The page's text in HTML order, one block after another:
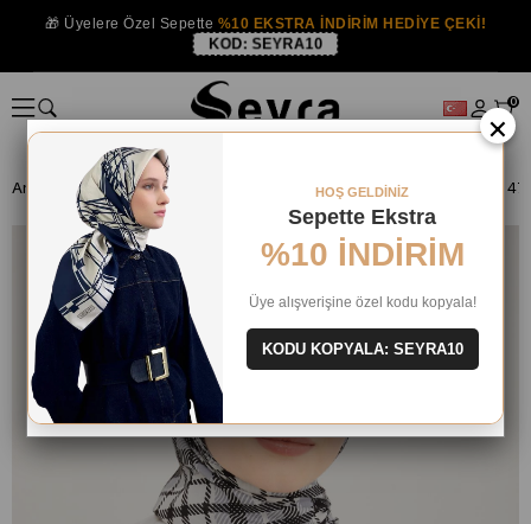
🎁 Üyelere Özel Sepette %10 EKSTRA İNDİRİM HEDİYE ÇEKİ!
KOD: SEYRA10
0
Anasayfa ŞAL
×
HOŞ GELDİNİZ
Sepette Ekstra
%10 İNDİRİM
Üye alışverişine özel kodu kopyala!
KODU KOPYALA: SEYRA10